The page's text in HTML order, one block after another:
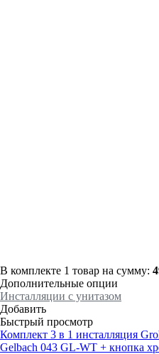
В комплекте 1 товар на сумму:
Дополнительные опции
Инсталляции с унитазом
Добавить
Быстрый просмотр
Комплект 3 в 1 инсталляция
Gelbach 043 GL-WT + кнопка